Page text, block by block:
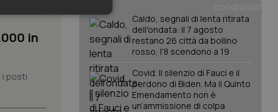
in
i posti
Caldo, segnali di lenta ritirata
dell'ondata: il 7 agosto
restano 26 città da bollino
rosso, l'8 scendono a 19
Covid. Il silenzio di Fauci e il
perdono di Biden. Ma il Quinto
Emendamento non è
un’ammissione di colpa